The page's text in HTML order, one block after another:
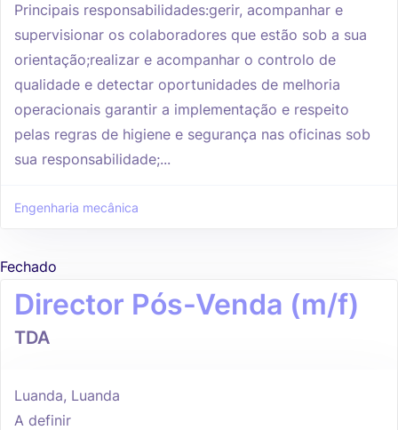
Principais responsabilidades:gerir, acompanhar e
supervisionar os colaboradores que estão sob a sua
orientação;realizar e acompanhar o controlo de
qualidade e detectar oportunidades de melhoria
operacionais garantir a implementação e respeito
pelas regras de higiene e segurança nas oficinas sob
sua responsabilidade;...
Engenharia mecânica
Fechado
Director Pós-Venda (m/f)
TDA
Luanda, Luanda
A definir